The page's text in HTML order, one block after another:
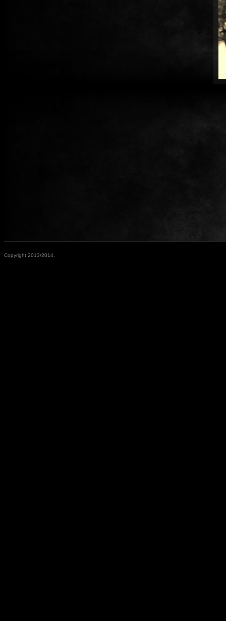
Copyright 2013/2014.